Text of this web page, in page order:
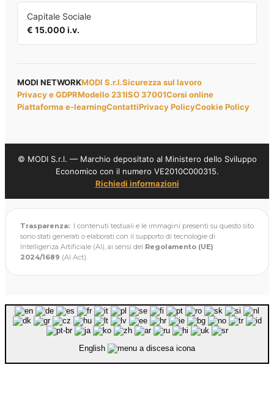
Capitale Sociale
€ 15.000 i.v.
MODI NETWORKMODI S.r.l.Sicurezza sul lavoro
Privacy e GDPRModello 231ISO 37001Corsi online
Piattaforma e-learningContattiPrivacy PolicyCookie Policy
© MODI S.r.l. — Marchio depositato al Ministero dello Sviluppo
Economico con il numero VE2010C000315.
Richiedi informazioni
Trasparenza: I contenuti testuali e le immagini presenti su questo sito
sono stati generati o elaborati con il supporto di tecnologie di
Intelligenza Artificiale (AI), ai sensi del Regolamento (UE)
2024/1689 (AI Act).
English